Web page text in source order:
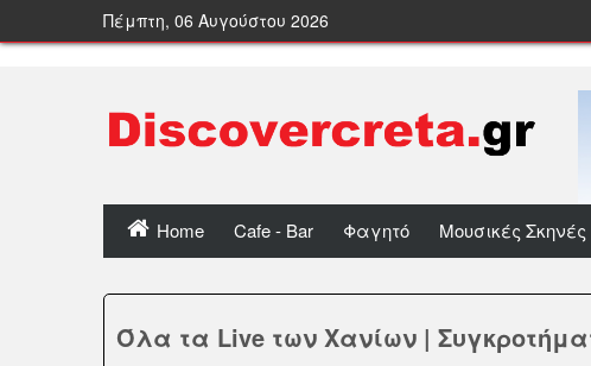
Πέμπτη, 06 Αυγούστου 2026
Home Cafe - Bar Φαγητό Μουσικές Σκηνές
Όλα τα Live των Χανίων |